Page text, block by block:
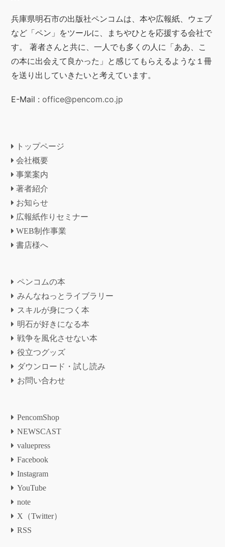
兵庫県明石市の出版社ペンコムは、本や広報紙、ウェブ
など「ペン」をツールに、まちやひとを応援する会社で
す。 著者さんと共に、一人でも多くの人に「ああ、こ
の本に出会えて良かった」と感じてもらえるような１冊
を送り出していきたいと考えています。
E-Mail :office@pencom.co.jp
トップページ
会社概要
事業案内
著者紹介
お知らせ
広報紙作りセミナー
WEB制作事業
書店様へ
ペンコムの本
みんなねっとライブラリー
スキルが身につく本
明石が好きになる本
戦争を風化させない本
役立つグッズ
ダウンロード・試し読み
お問い合わせ
PencomShop
NEWSCAST
valuepress
Facebook
Instagram
YouTube
note
X（Twitter）
RSS